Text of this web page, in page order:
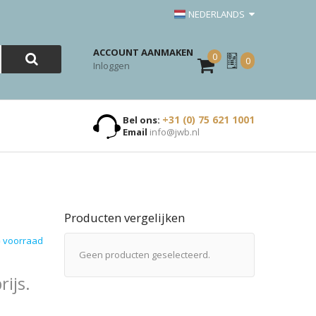
NEDERLANDS
ACCOUNT AANMAKEN
Inloggen
0
Mijn
Offerte
0
Bel ons: +31 (0) 75 621 1001
Email info@jwb.nl
voorraad
Producten vergelijken
Geen producten geselecteerd.